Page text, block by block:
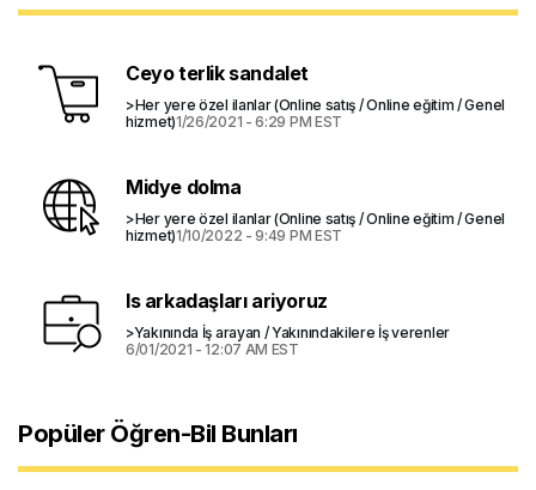
Ceyo terlik sandalet
>Her yere özel ilanlar (Online satış / Online eğitim / Genel
hizmet)1/26/2021 - 6:29 PM EST
Midye dolma
>Her yere özel ilanlar (Online satış / Online eğitim / Genel
hizmet)1/10/2022 - 9:49 PM EST
Is arkadaşları ariyoruz
>Yakınında İş arayan / Yakınındakilere İş verenler
6/01/2021 - 12:07 AM EST
Popüler Öğren-Bil Bunları